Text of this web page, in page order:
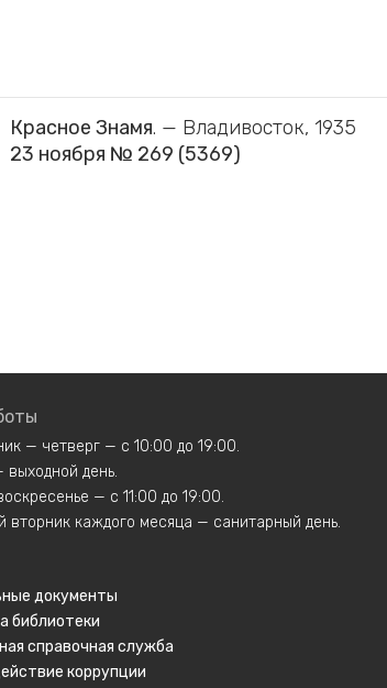
Красное Знамя. — Владивосток, 1935
23 ноября № 269 (5369)
— четверг — с 10:00 до 19:00.
выходной день.
— с 11:00 до 19:00.
вторник каждого месяца — санитарный день.
документы
библиотеки
справочная служба
коррупции